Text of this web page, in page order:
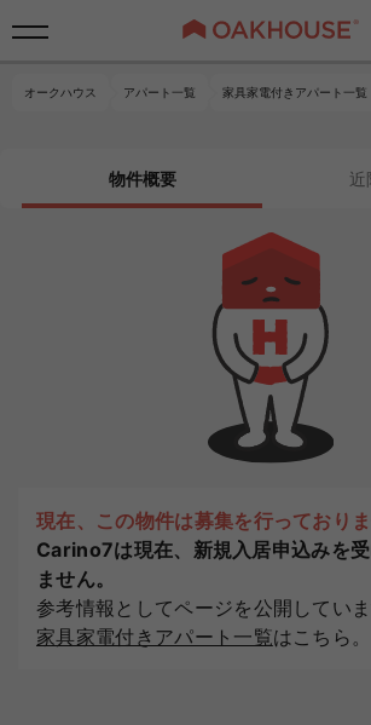
オークハウス アパート一覧 家具家電付きアパート一覧
物件概要 近
現在、この物件は募集を行っておりま
Carino7は現在、新規入居申込みを
ません。
参考情報としてページを公開してい
家具家電付きアパート一覧はこちら。